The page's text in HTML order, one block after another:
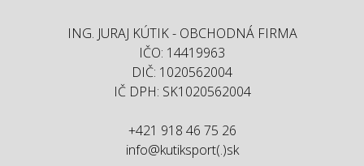
ING. JURAJ KÚTIK - OBCHODNÁ FIRMA
IČO: 14419963
DIČ: 1020562004
IČ DPH: SK1020562004
+421 918 46 75 26
info@kutiksport(.)sk